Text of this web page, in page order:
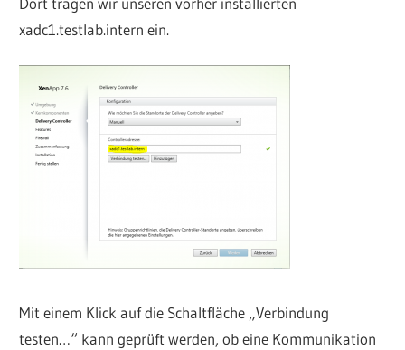
xadc1.testlab.intern ein.
Mit einem Klick auf die Schaltfläche „Verbindung
testen…“ kann geprüft werden, ob eine Kommunikation